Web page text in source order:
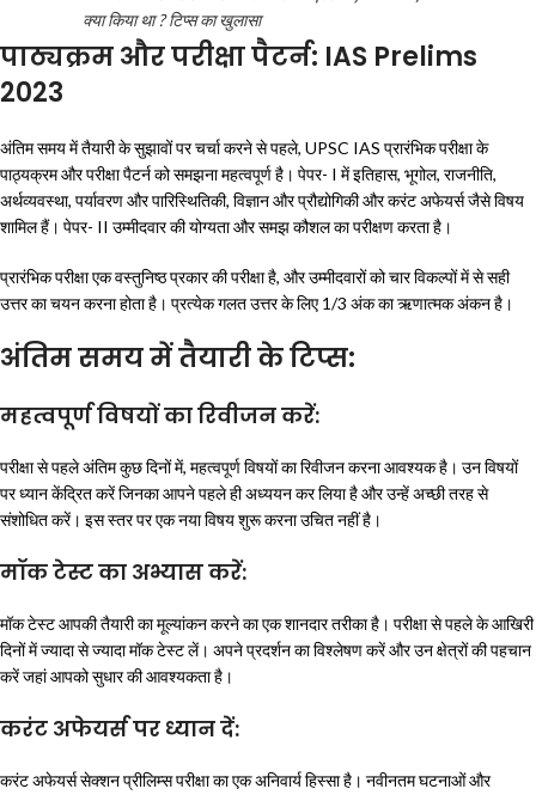
क्या किया था ? टिप्स का खुलासा
पाठ्यक्रम और परीक्षा पैटर्न: IAS Prelims
2023
अंतिम समय में तैयारी के सुझावों पर चर्चा करने से पहले, UPSC IAS प्रारंभिक परीक्षा के
पाठ्यक्रम और परीक्षा पैटर्न को समझना महत्वपूर्ण है। पेपर- I में इतिहास, भूगोल, राजनीति,
अर्थव्यवस्था, पर्यावरण और पारिस्थितिकी, विज्ञान और प्रौद्योगिकी और करंट अफेयर्स जैसे विषय
शामिल हैं। पेपर- II उम्मीदवार की योग्यता और समझ कौशल का परीक्षण करता है।
प्रारंभिक परीक्षा एक वस्तुनिष्ठ प्रकार की परीक्षा है, और उम्मीदवारों को चार विकल्पों में से सही
उत्तर का चयन करना होता है। प्रत्येक गलत उत्तर के लिए 1/3 अंक का ऋणात्मक अंकन है।
अंतिम समय में तैयारी के टिप्स:
महत्वपूर्ण विषयों का रिवीजन करें:
परीक्षा से पहले अंतिम कुछ दिनों में, महत्वपूर्ण विषयों का रिवीजन करना आवश्यक है। उन विषयों
पर ध्यान केंद्रित करें जिनका आपने पहले ही अध्ययन कर लिया है और उन्हें अच्छी तरह से
संशोधित करें। इस स्तर पर एक नया विषय शुरू करना उचित नहीं है।
मॉक टेस्ट का अभ्यास करें:
मॉक टेस्ट आपकी तैयारी का मूल्यांकन करने का एक शानदार तरीका है। परीक्षा से पहले के आखिरी
दिनों में ज्यादा से ज्यादा मॉक टेस्ट लें। अपने प्रदर्शन का विश्लेषण करें और उन क्षेत्रों की पहचान
करें जहां आपको सुधार की आवश्यकता है।
करंट अफेयर्स पर ध्यान दें:
करंट अफेयर्स सेक्शन प्रीलिम्स परीक्षा का एक अनिवार्य हिस्सा है। नवीनतम घटनाओं और